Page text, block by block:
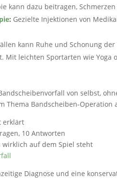
kann dazu beitragen,
: Gezielte Injektionen von
kann Ruhe und Schonung
Mit leichten Sportarten wie Yoga
von selbst,
Thema Bandscheiben-Operation
erklärt
10 Antworten
wirklich auf dem Spiel steht
Diagnose und eine